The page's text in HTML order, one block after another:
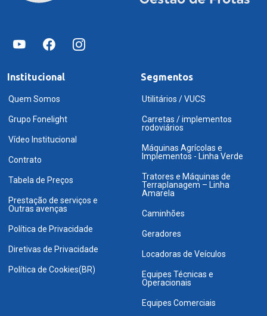
Institucional
Quem Somos
Grupo Fonelight
Vídeo Institucional
Contrato
Tabela de Preços
Prestação de serviços e
Outras avenças
Política de Privacidade
Diretivas de Privacidade
Política de Cookies(BR)
Segmentos
Utilitários / VUCS
Carretas / implementos
rodoviários
Máquinas Agrícolas e
Implementos - Linha Verde
Tratores e Máquinas de
Terraplanagem – Linha
Amarela
Caminhões
Geradores
Locadoras de Veículos
Equipes Técnicas e
Operacionais
Equipes Comerciais